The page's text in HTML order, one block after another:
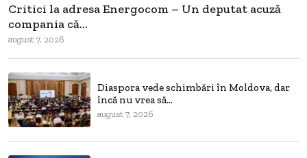
Critici la adresa Energocom – Un deputat acuză
compania că...
august 7, 2026
Diaspora vede schimbări în Moldova, dar
încă nu vrea să...
august 7, 2026